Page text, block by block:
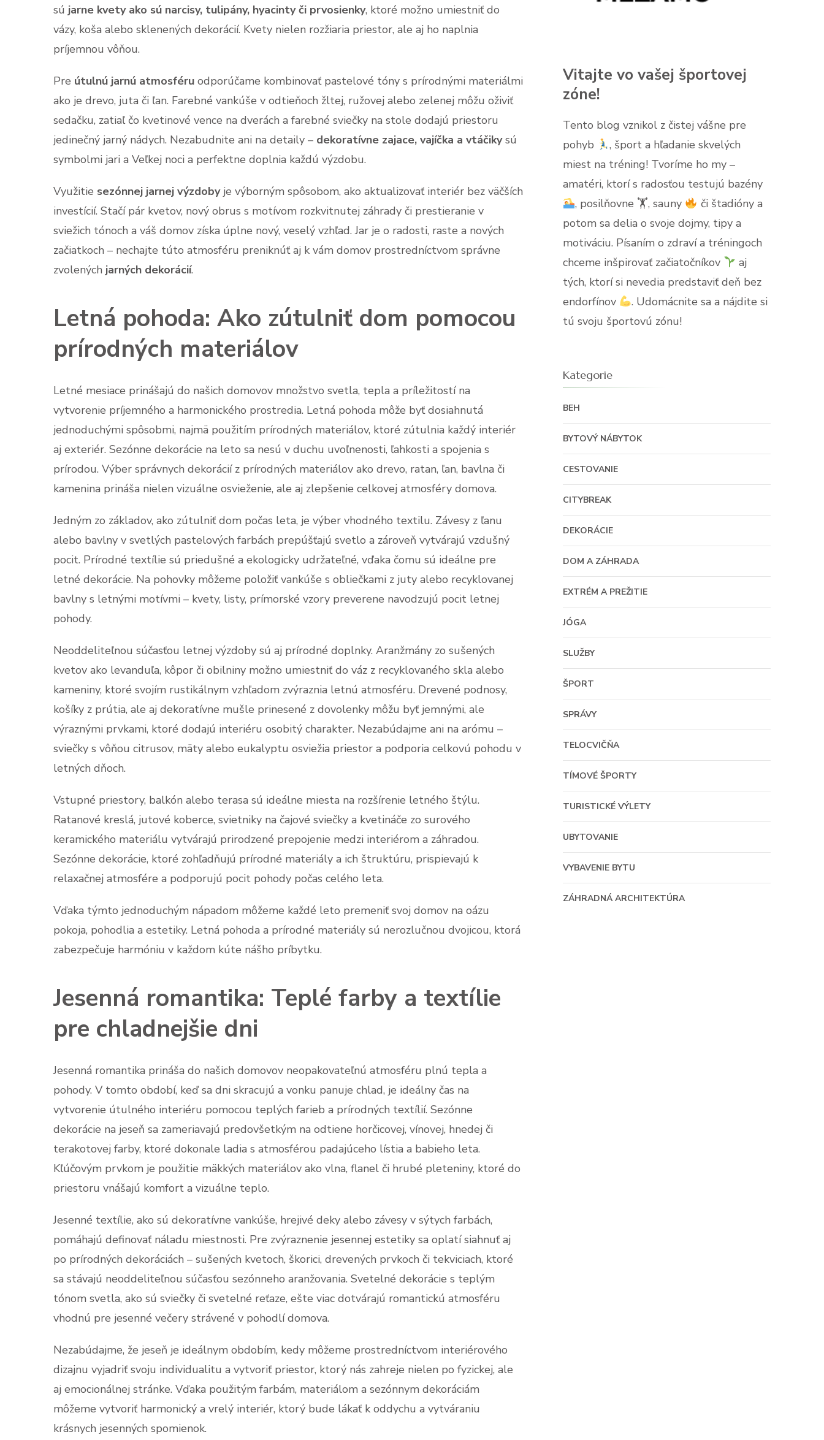
sú jarne kvety ako sú narcisy, tulipány, hyacinty či prvosienky, ktoré možno umiestniť do
vázy, koša alebo sklenených dekorácií. Kvety nielen rozžiaria priestor, ale aj ho naplnia
príjemnou vôňou.
Pre útulnú jarnú atmosféru odporúčame kombinovať pastelové tóny s prírodnými materiálmi
ako je drevo, juta či ľan. Farebné vankúše v odtieňoch žltej, ružovej alebo zelenej môžu oživiť
sedačku, zatiaľ čo kvetinové vence na dverách a farebné sviečky na stole dodajú priestoru
jedinečný jarný nádych. Nezabudnite ani na detaily – dekoratívne zajace, vajíčka a vtáčikysú
symbolmi jari a Veľkej noci a perfektne doplnia každú výzdobu.
Využitie sezónnej jarnej výzdobyje výborným spôsobom, ako aktualizovať interiér bez väčších
investícií. Stačí pár kvetov, nový obrus s motívom rozkvitnutej záhrady či prestieranie v
sviežich tónoch a váš domov získa úplne nový, veselý vzhľad. Jar je o radosti, raste a nových
začiatkoch – nechajte túto atmosféru preniknúť aj k vám domov prostredníctvom správne
zvolených jarných dekorácií.
Letná pohoda: Ako zútulniť dom pomocou
prírodných materiálov
Letné mesiace prinášajú do našich domovov množstvo svetla, tepla a príležitostí na
vytvorenie príjemného a harmonického prostredia. Letná pohoda môže byť dosiahnutá
jednoduchými spôsobmi, najmä použitím prírodných materiálov, ktoré zútulnia každý interiér
aj exteriér. Sezónne dekorácie na leto sa nesú v duchu uvoľnenosti, ľahkosti a spojenia s
prírodou. Výber správnych dekorácií z prírodných materiálov ako drevo, ratan, ľan, bavlna či
kamenina prináša nielen vizuálne osvieženie, ale aj zlepšenie celkovej atmosféry domova.
Jedným zo základov, ako zútulniť dom počas leta, je výber vhodného textilu. Závesy z ľanu
alebo bavlny v svetlých pastelových farbách prepúšťajú svetlo a zároveň vytvárajú vzdušný
pocit. Prírodné textílie sú priedušné a ekologicky udržateľné, vďaka čomu sú ideálne pre
letné dekorácie. Na pohovky môžeme položiť vankúše s obliečkami z juty alebo recyklovanej
bavlny s letnými motívmi – kvety, listy, prímorské vzory preverene navodzujú pocit letnej
pohody.
Neoddeliteľnou súčasťou letnej výzdoby sú aj prírodné doplnky. Aranžmány zo sušených
kvetov ako levanduľa, kôpor či obilniny možno umiestniť do váz z recyklovaného skla alebo
kameniny, ktoré svojím rustikálnym vzhľadom zvýraznia letnú atmosféru. Drevené podnosy,
košíky z prútia, ale aj dekoratívne mušle prinesené z dovolenky môžu byť jemnými, ale
výraznými prvkami, ktoré dodajú interiéru osobitý charakter. Nezabúdajme ani na arómu –
sviečky s vôňou citrusov, mäty alebo eukalyptu osviežia priestor a podporia celkovú pohodu v
letných dňoch.
Vstupné priestory, balkón alebo terasa sú ideálne miesta na rozšírenie letného štýlu.
Ratanové kreslá, jutové koberce, svietniky na čajové sviečky a kvetináče zo surového
keramického materiálu vytvárajú prirodzené prepojenie medzi interiérom a záhradou.
Sezónne dekorácie, ktoré zohľadňujú prírodné materiály a ich štruktúru, prispievajú k
relaxačnej atmosfére a podporujú pocit pohody počas celého leta.
Vďaka týmto jednoduchým nápadom môžeme každé leto premeniť svoj domov na oázu
pokoja, pohodlia a estetiky. Letná pohoda a prírodné materiály sú nerozlučnou dvojicou, ktorá
zabezpečuje harmóniu v každom kúte nášho príbytku.
Jesenná romantika: Teplé farby a textílie
pre chladnejšie dni
Jesenná romantika prináša do našich domovov neopakovateľnú atmosféru plnú tepla a
pohody. V tomto období, keď sa dni skracujú a vonku panuje chlad, je ideálny čas na
vytvorenie útulného interiéru pomocou teplých farieb a prírodných textílií. Sezónne
dekorácie na jeseň sa zameriavajú predovšetkým na odtiene horčicovej, vínovej, hnedej či
terakotovej farby, ktoré dokonale ladia s atmosférou padajúceho lístia a babieho leta.
Kľúčovým prvkom je použitie mäkkých materiálov ako vlna, flanel či hrubé pleteniny, ktoré do
priestoru vnášajú komfort a vizuálne teplo.
Jesenné textílie, ako sú dekoratívne vankúše, hrejivé deky alebo závesy v sýtych farbách,
pomáhajú definovať náladu miestnosti. Pre zvýraznenie jesennej estetiky sa oplatí siahnuť aj
po prírodných dekoráciách – sušených kvetoch, škorici, drevených prvkoch či tekviciach, ktoré
sa stávajú neoddeliteľnou súčasťou sezónneho aranžovania. Svetelné dekorácie s teplým
tónom svetla, ako sú sviečky či svetelné reťaze, ešte viac dotvárajú romantickú atmosféru
vhodnú pre jesenné večery strávené v pohodlí domova.
Nezabúdajme, že jeseň je ideálnym obdobím, kedy môžeme prostredníctvom interiérového
dizajnu vyjadriť svoju individualitu a vytvoriť priestor, ktorý nás zahreje nielen po fyzickej, ale
aj emocionálnej stránke. Vďaka použitým farbám, materiálom a sezónnym dekoráciám
môžeme vytvoriť harmonický a vrelý interiér, ktorý bude lákať k oddychu a vytváraniu
krásnych jesenných spomienok.
Vitajte vo vašej športovej
zóne!
Tento blog vznikol z čistej vášne pre
pohyb
, šport a hľadanie skvelých
miest na tréning! Tvoríme ho my –
amatéri, ktorí s radosťou testujú bazény
, posilňovne 🏋, sauny
či štadióny a
potom sa delia o svoje dojmy, tipy a
motiváciu. Písaním o zdraví a tréningoch
chceme inšpirovať začiatočníkov
aj
tých, ktorí si nevedia predstaviť deň bez
endorfínov
. Udomácnite sa a nájdite si
tú svoju športovú zónu!
Kategorie
BEH
BYTOVÝ NÁBYTOK
CESTOVANIE
CITYBREAK
DEKORÁCIE
DOM A ZÁHRADA
EXTRÉM A PREŽITIE
JÓGA
SLUŽBY
ŠPORT
SPRÁVY
TELOCVIČŇA
TÍMOVÉ ŠPORTY
TURISTICKÉ VÝLETY
UBYTOVANIE
VYBAVENIE BYTU
ZÁHRADNÁ ARCHITEKTÚRA